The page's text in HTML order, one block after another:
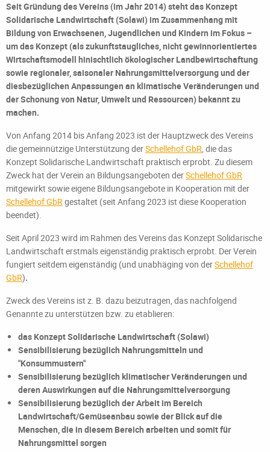
Seit Gründung des Vereins (im Jahr 2014) steht das Konzept
Solidarische Landwirtschaft (Solawi) im Zusammenhang mit
Bildung von Erwachsenen, Jugendlichen und Kindern im Fokus –
um das Konzept (als zukunftstaugliches, nicht gewinnorientiertes
Wirtschaftsmodell hinischtlich ökologischer Landbewirtschaftung
sowie regionaler, saisonaler Nahrungsmittelversorgung und der
diesbezüglichen Anpassungen an klimatische Veränderungen und
der Schonung von Natur, Umwelt und Ressourcen) bekannt zu
machen.
Von Anfang 2014 bis Anfang 2023 ist der Hauptzweck des Vereins
die gemeinnützige Unterstützung derSchellehof GbR, die das
Konzept Solidarische Landwirtschaft praktisch erprobt. Zu diesem
Zweck hat der Verein an Bildungsangeboten derSchellehof GbR
mitgewirkt sowie eigene Bildungsangebote in Kooperation mit der
Schellehof GbRgestaltet (seit Anfang 2023 ist diese Kooperation
beendet).
Seit April 2023 wird im Rahmen des Vereins das Konzept Solidarische
Landwirtschaft erstmals eigenständig praktisch erprobt. Der Verein
fungiert seitdem eigenständig (und unabhäging von derSchellehof
GbR).
Zweck des Vereins ist z. B. dazu beizutragen, das nachfolgend
Genannte zu unterstützen bzw. zu etablieren:
das Konzept Solidarische Landwirtschaft (Solawi)
Sensibilisierung bezüglich Nahrungsmitteln und
"Konsummustern"
Sensibilisierung bezüglich klimatischer Veränderungen und
deren Auswirkungen auf die Nahrungsmittelversorgung
Sensibilisierung bezüglich der Arbeit im Bereich
Landwirtschaft/Gemüseanbau sowie der Blick auf die
Menschen, die in diesem Bereich arbeiten und somit für
Nahrungsmittel sorgen